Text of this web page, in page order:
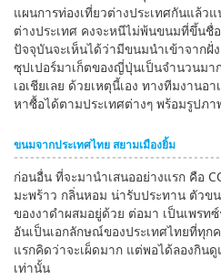
แผนการท่องเที่ยวต่างประเทศกันแล้ว
ต่างประเทศ คงจะหนีไม่พ้นขนมที่ขึ้นชื่
ปัจจุบันจะเห็นได้ว่ามีขนมนำเข้าจากฝั่
ซุปเปอร์มาเก็ตของญี่ปุ่นเป็นจำนวนม
เอเชียเลย ด้วยเหตุนี้เอง ทางทีมงาน
หาซื้อได้ตามประเทศต่างๆ พร้อมรูปภา
ขนมจากประเทศไทย สยามเมืองยิ้ม
ก่อนอื่น ที่จะมานำเสนออย่างแรก คือ
มะพร้าว กลิ่นหอม น่ารับประทาน ตัวข
ของงาดำผสมอยู่ด้วย ต่อมา เป็นเพรท
อันเป็นเอกลักษณ์ของประเทศไทยที่ทุก
แรกคิดว่าจะเผ็ดมาก แต่พอได้ลองกินดู
เท่านั้น